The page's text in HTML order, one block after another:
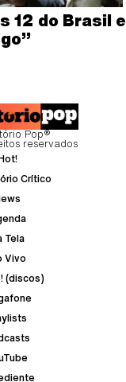
12 do Brasil e
Pop®
reservados
Crítico
Tela
Vivo
(discos)